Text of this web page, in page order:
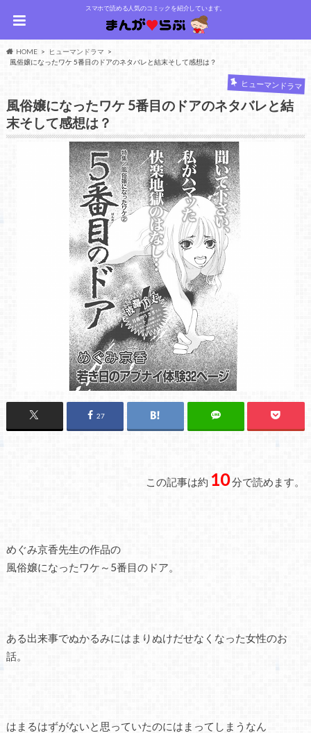
スマホで読める人気のコミックを紹介しています。
HOME
ヒューマンドラマ
風俗嬢になったワケ 5番目のドアのネタバレと結末そして感想は？
ヒューマンドラマ
風俗嬢になったワケ 5番目のドアのネタバレと結
末そして感想は？
27
この記事は約 10分で読めます。
めぐみ京香先生の作品の
風俗嬢になったワケ～5番目のドア。
ある出来事でぬかるみにはまりぬけだせなくなった女性のお
話。
はまるはずがないと思っていたのにはまってしまうなん